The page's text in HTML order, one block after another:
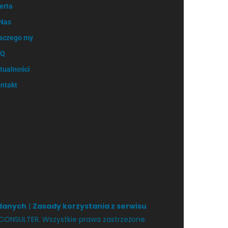
my
| Zasady korzystania z serwisu
Wszystkie prawa zastrzeżone.